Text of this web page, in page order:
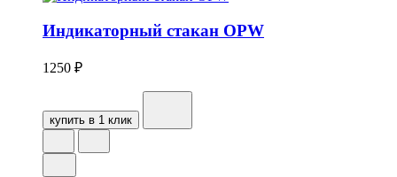
Индикаторный стакан OPW
1250 ₽
купить в 1 клик